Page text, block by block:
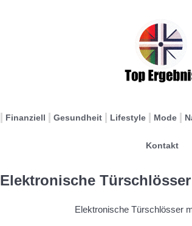
Finanziell Gesundheit Lifestyle Mode
Kontakt
Elektronische